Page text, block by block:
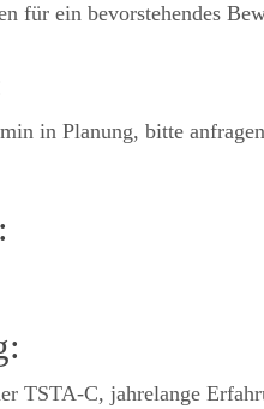
für ein bevorstehendes
in Planung, bitte
TSTA-C, jahrelange